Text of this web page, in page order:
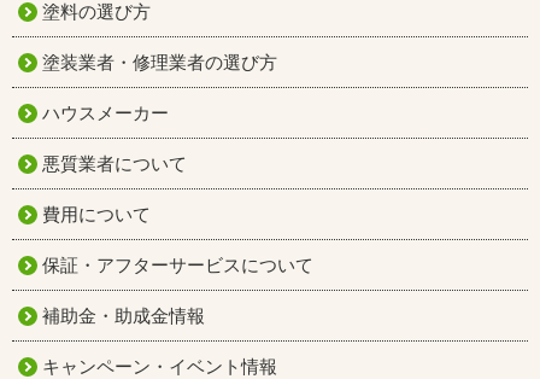
塗料の選び方
塗装業者・修理業者の選び方
ハウスメーカー
悪質業者について
費用について
保証・アフターサービスについて
補助金・助成金情報
キャンペーン・イベント情報